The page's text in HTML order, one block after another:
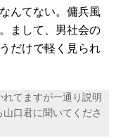
んてない。傭兵風
まして、男社会の
だけで軽く見られ
れてますが一通り説明
口君に聞いてくださ